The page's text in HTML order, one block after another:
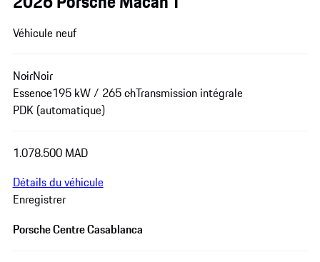
Véhicule neuf
NoirNoir
Essence195 kW / 265 chTransmission intégrale
PDK (automatique)
1.078.500 MAD
Détails du véhicule
Enregistrer
Porsche Centre Casablanca